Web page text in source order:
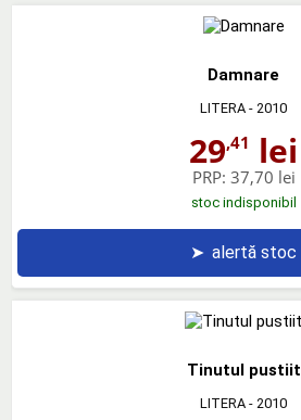
Damnare
LITERA - 2010
29,41 lei
PRP: 37,70 lei
stoc indisponibil
➤ alertă stoc
Tinutul pustiit
LITERA - 2010